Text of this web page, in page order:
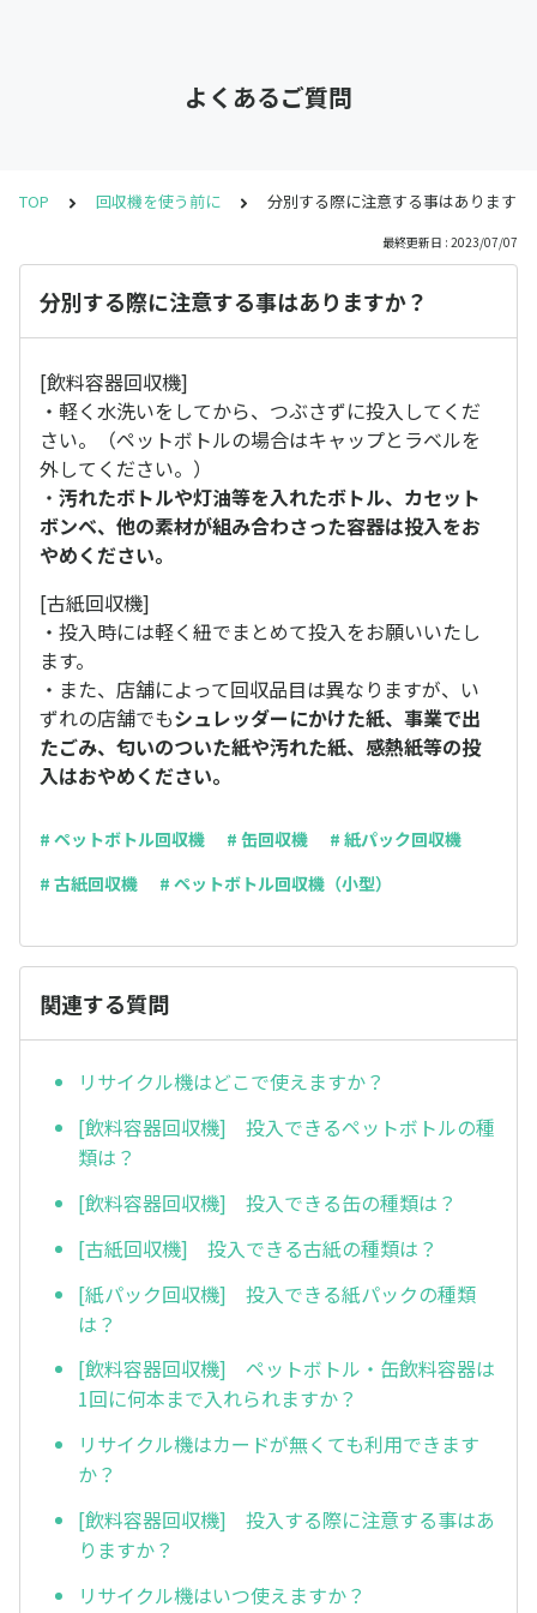
よくあるご質問
TOP 回収機を使う前に 分別する際に注意する事はありますか
最終更新日 : 2023/07/07
分別する際に注意する事はありますか？
[飲料容器回収機]
・軽く水洗いをしてから、つぶさずに投入してくだ
さい。（ペットボトルの場合はキャップとラベルを
外してください。）
・ 汚れたボトルや灯油等を入れたボトル、カセット
ボンベ、他の素材が組み合わさった容器は投入をお
やめください。
[古紙回収機]
・投入時には軽く紐でまとめて投入をお願いいたし
ます。
・また、店舗によって回収品目は異なりますが、い
ずれの店舗でもシュレッダーにかけた紙、事業で出
たごみ、匂いのついた紙や汚れた紙、感熱紙等の投
入はおやめください。
# ペットボトル回収機 # 缶回収機
# 紙パック回収機
# 古紙回収機
# ペットボトル回収機（小型）
関連する質問
リサイクル機はどこで使えますか？
[飲料容器回収機] 投入できるペットボトルの種
類は？
[飲料容器回収機] 投入できる缶の種類は？
[古紙回収機] 投入できる古紙の種類は？
[紙パック回収機] 投入できる紙パックの種類
は？
[飲料容器回収機] ペットボトル・缶飲料容器は
1回に何本まで入れられますか？
リサイクル機はカードが無くても利用できます
か？
[飲料容器回収機] 投入する際に注意する事はあ
りますか？
リサイクル機はいつ使えますか？